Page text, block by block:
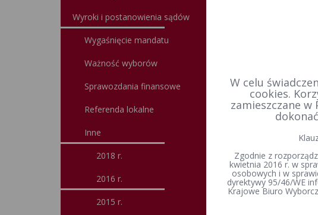
Wyroki i postanowienia sądów
Wygaśnięcie mandatu
Ważność wyborów
Sprawozdania finansowe
Referenda lokalne
Inne
2018 r.
2016 r.
2015 r.
W celu
cookies.
zamieszczane w
Zgodnie z
kwietnia 2016 r. w
osobowych i w
dyrektywy 95/46/WE
Krajowe Biuro